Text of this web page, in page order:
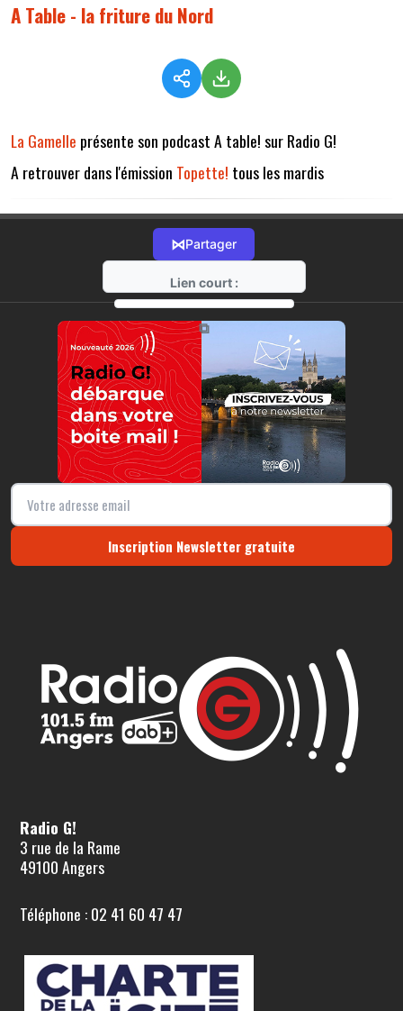
A Table - la friture du Nord
La Gamelle présente son podcast A table! sur Radio G!
A retrouver dans l'émission Topette! tous les mardis
⋈Partager
Lien court :
https://radio-g.fr?11299
⧉
Inscription Newsletter gratuite
Radio G!
3 rue de la Rame
49100 Angers
Téléphone : 02 41 60 47 47